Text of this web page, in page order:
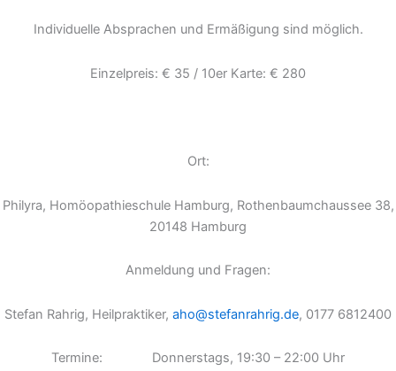
Individuelle Absprachen und Ermäßigung sind möglich.
Einzelpreis: € 35 / 10er Karte: € 280
Ort:
Philyra, Homöopathieschule Hamburg, Rothenbaumchaussee 38,
20148 Hamburg
Anmeldung und Fragen:
Stefan Rahrig, Heilpraktiker, aho@stefanrahrig.de, 0177 6812400
Termine: Donnerstags, 19:30 – 22:00 Uhr